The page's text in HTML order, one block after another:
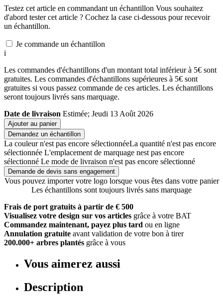
Testez cet article en commandant un échantillon Vous souhaitez
d'abord tester cet article ? Cochez la case ci-dessous pour recevoir
un échantillon.
Je commande un échantillon
i
Les commandes d'échantillons d'un montant total inférieur à 5€ sont
gratuites. Les commandes d'échantillons supérieures à 5€ sont
gratuites si vous passez commande de ces articles. Les échantillons
seront toujours livrés sans marquage.
Date de livraison Estimée; Jeudi 13 Août 2026
Ajouter au panier
Demandez un échantillon
La couleur n'est pas encore sélectionnéeLa quantité n'est pas encore
sélectionnée L'emplacement de marquage nest pas encore
sélectionné Le mode de livraison n'est pas encore sélectionné
Demande de devis sans engagement
Vous pouvez importer votre logo lorsque vous êtes dans votre panier
Les échantillons sont toujours livrés sans marquage
Frais de port gratuits à partir de € 500
Visualisez votre design sur vos articles grâce à votre BAT
Commandez maintenant, payez plus tard ou en ligne
Annulation gratuite avant validation de votre bon à tirer
200.000+ arbres plantés grâce à vous
Vous aimerez aussi
Description